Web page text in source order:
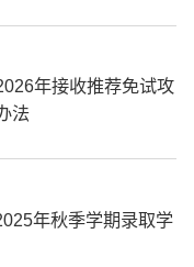
年接收推荐免试攻
法
年秋季学期录取学